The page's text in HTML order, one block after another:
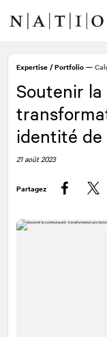
contenu
navigation
Expertise /Portfolio —
Soutenir
identité de
21 août 2023
Partagez